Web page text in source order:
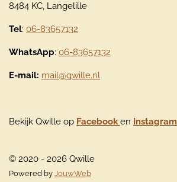
8484 KC, Langelille
Tel: 06-83657132
WhatsApp: 06-83657132
E-mail: mail@qwille.nl
Bekijk Qwille op Facebook en Instagram
© 2020 - 2026 Qwille
Powered by JouwWeb